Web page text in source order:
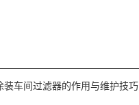
装车间过滤器的作用与维护技巧